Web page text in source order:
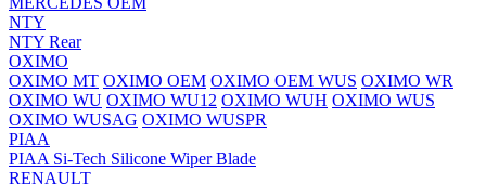
NTY
NTY Rear
OXIMO
OXIMO MT OXIMO OEM OXIMO OEM WUS OXIMO WR
OXIMO WU OXIMO WU12 OXIMO WUH OXIMO WUS
OXIMO WUSAG OXIMO WUSPR
PIAA
PIAA Si-Tech Silicone Wiper Blade
RENAULT